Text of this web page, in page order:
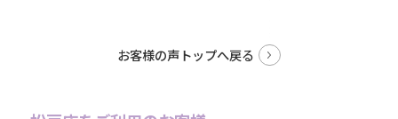
お客様の声トップへ戻る